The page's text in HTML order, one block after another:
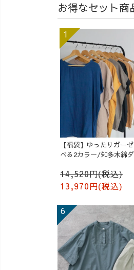
お得なセット商
【福袋】ゆったりガー
べる2カラー/知多木綿
14,520円(税込)
13,970円(税込)